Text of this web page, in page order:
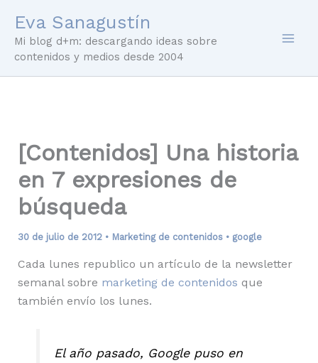
contenido
Eva Sanagustín
Mi blog d+m: descargando ideas sobre
contenidos y medios desde 2004
[Contenidos] Una historia
en 7 expresiones de
búsqueda
30 de julio de 2012 • Marketing de contenidos• google
Cada lunes republico un artículo de la newsletter
semanal sobre marketing de contenidos que
también envío los lunes.
El año pasado, Google puso en